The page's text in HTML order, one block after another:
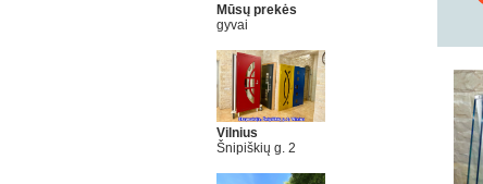
Mūsų prekės
gyvai
Vilnius
Šnipiškių g. 2